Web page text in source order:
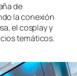
de
la conexión
el cosplay y
temáticos.